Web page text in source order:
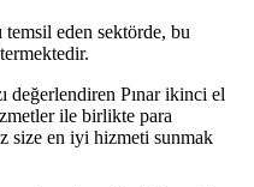
temsil eden sektörde, bu
değerlendiren Pınar ikinci el
ile birlikte para
size en iyi hizmeti sunmak